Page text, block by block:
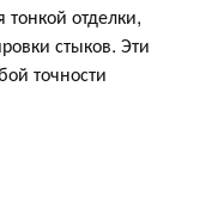
отделки,
стыков. Эти
точности